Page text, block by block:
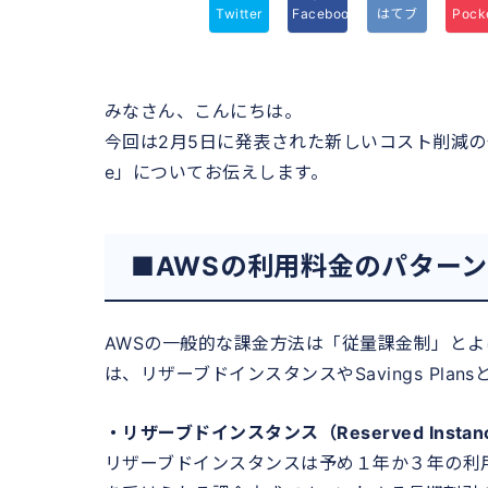
Twitter Facebook はてブ
みなさん、こんにちは。
今回は2月5日に発表された新しいコスト削
e」についてお伝えします。
■AWSの利用料金のパターン
AWSの一般的な課金方法は「従量課金制」と
は、リザーブドインスタンスやSavings Plans
・リザーブドインスタンス（Reserved
リザーブドインスタンスは予め１年か３年の